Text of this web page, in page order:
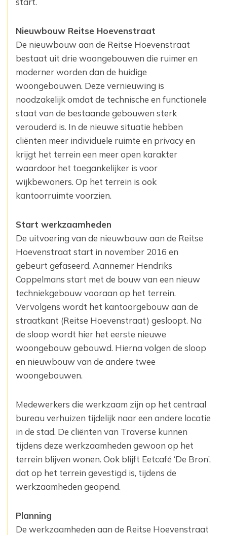
Nieuwbouw Reitse Hoevenstraat
De nieuwbouw aan de Reitse Hoevenstraat
bestaat uit drie woongebouwen die ruimer en
moderner ‎worden dan de huidige
woongebouwen. Deze vernieuwing is
noodzakelijk omdat de technische en ‎functionele
staat van de bestaande gebouwen sterk
verouderd is. In de nieuwe situatie hebben
‎cliënten meer individuele ruimte en privacy en
krijgt het terrein een meer open karakter
waardoor het ‎toegankelijker is voor
wijkbewoners. Op het terrein is ook
kantoorruimte voorzien.
Start werkzaamheden
De uitvoering van de nieuwbouw aan de Reitse
Hoevenstraat start in november 2016 en
gebeurt ‎gefaseerd. Aannemer Hendriks
Coppelmans start met de bouw van een nieuw
techniekgebouw ‎vooraan op het terrein.
Vervolgens wordt het kantoorgebouw aan de
straatkant (Reitse Hoevenstraat) ‎gesloopt. Na
de sloop wordt hier het eerste nieuwe
woongebouw gebouwd. Hierna volgen de sloop
‎en nieuwbouw van de andere twee
woongebouwen.
Medewerkers die werkzaam zijn op het centraal
bureau verhuizen tijdelijk naar een andere locatie
in de ‎stad. De cliënten van Traverse kunnen
tijdens deze werkzaamheden gewoon op het
terrein blijven ‎wonen. Ook blijft Eetcafé ‘De Bron’,
dat op het terrein gevestigd is, tijdens de
werkzaamheden ‎geopend.
Planning
De werkzaamheden aan de Reitse Hoevenstraat